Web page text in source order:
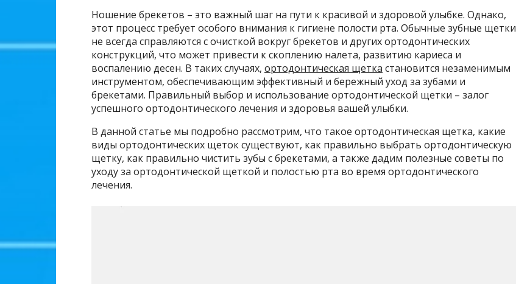
Ношение брекетов – это важный шаг на пути к красивой и здоровой улыбке. Однако,
этот процесс требует особого внимания к гигиене полости рта. Обычные зубные щетки
не всегда справляются с очисткой вокруг брекетов и других ортодонтических
конструкций, что может привести к скоплению налета, развитию кариеса и
воспалению десен. В таких случаях, ортодонтическая щетка становится незаменимым
инструментом, обеспечивающим эффективный и бережный уход за зубами и
брекетами. Правильный выбор и использование ортодонтической щетки – залог
успешного ортодонтического лечения и здоровья вашей улыбки.
В данной статье мы подробно рассмотрим, что такое ортодонтическая щетка, какие
виды ортодонтических щеток существуют, как правильно выбрать ортодонтическую
щетку, как правильно чистить зубы с брекетами, а также дадим полезные советы по
уходу за ортодонтической щеткой и полостью рта во время ортодонтического
лечения.